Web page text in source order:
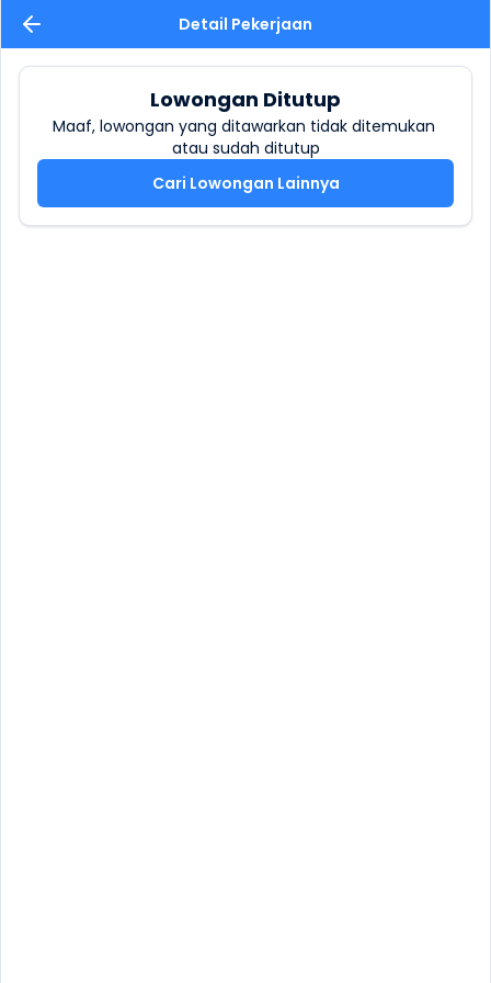
Detail Pekerjaan
Lowongan Ditutup
Maaf, lowongan yang ditawarkan tidak ditemukan
atau sudah ditutup
Cari Lowongan Lainnya